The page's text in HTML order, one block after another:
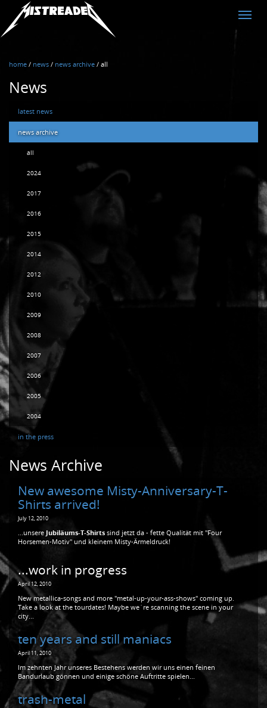
Toggle
MistreadED
home / news / news archive / all
News
latest news
news archive
all
2024
2017
2016
2015
2014
2012
2010
2009
2008
2007
2006
2005
2004
in the press
News Archive
New awesome Misty-Anniversary-T-
Shirts arrived!
July 12, 2010
...unsere Jubiläums-T-Shirts sind jetzt da - fette Qualität mit "Four
Horsemen-Motiv" und kleinem Misty-Ärmeldruck!
...work in progress
April 12, 2010
New metallica-songs and more "metal-up-your-ass-shows" coming up.
Take a look at the tourdates! Maybe we´re scanning the scene in your
city...
ten years and still maniacs
April 11, 2010
Im zehnten Jahr unseres Bestehens werden wir uns einen feinen
Bandurlaub gönnen und einige schöne Auftritte spielen...
trash-metal